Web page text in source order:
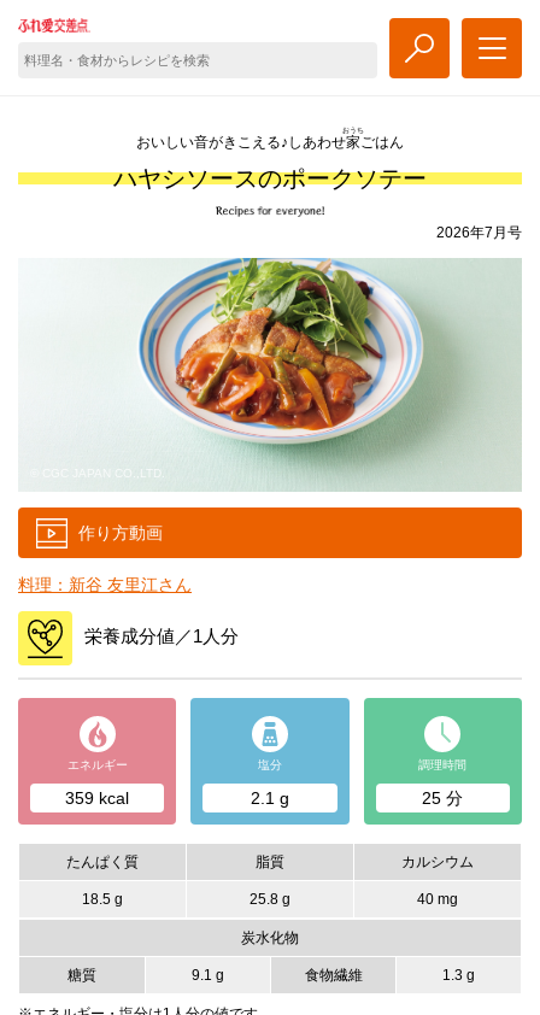
おいしい音がきこえる♪しあわせ家
おうち
ごはん
ハヤシソースのポークソテー
2026年7月号
作り方動画
© CGC JAPAN CO.,LTD.
料理：新谷 友里江さん
栄養成分値／1人分
エネルギー
359 kcal
塩分
2.1 g
調理時間
25 分
たんぱく質 脂質 カルシウム
18.5 g 25.8 g 40 mg
炭水化物
糖質 9.1 g 食物繊維 1.3 g